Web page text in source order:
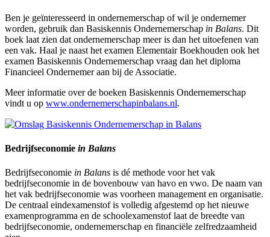
Ben je geïnteresseerd in ondernemerschap of wil je ondernemer
worden, gebruik dan Basiskennis Ondernemerschap in Balans. Dit
boek laat zien dat ondernemerschap meer is dan het uitoefenen van
een vak. Haal je naast het examen Elementair Boekhouden ook het
examen Basiskennis Ondernemerschap vraag dan het diploma
Financieel Ondernemer aan bij de Associatie.
Meer informatie over de boeken Basiskennis Ondernemerschap
vindt u op www.ondernemerschapinbalans.nl.
Bedrijfseconomie in Balans
Bedrijfseconomie in Balans is dé methode voor het vak
bedrijfseconomie in de bovenbouw van havo en vwo. De naam van
het vak bedrijfseconomie was voorheen management en organisatie.
De centraal eindexamenstof is volledig afgestemd op het nieuwe
examenprogramma en de schoolexamenstof laat de breedte van
bedrijfseconomie, ondernemerschap en financiële zelfredzaamheid